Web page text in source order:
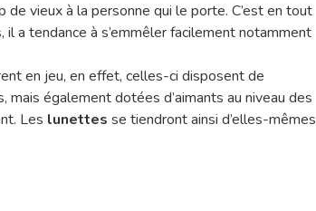
de vieux à la personne qui le porte. C’est en tout
a tendance à s’emmêler facilement notamment
en jeu, en effet, celles-ci disposent de
également dotées d’aimants au niveau des
Les lunettesse tiendront ainsi d’elles-mêmes